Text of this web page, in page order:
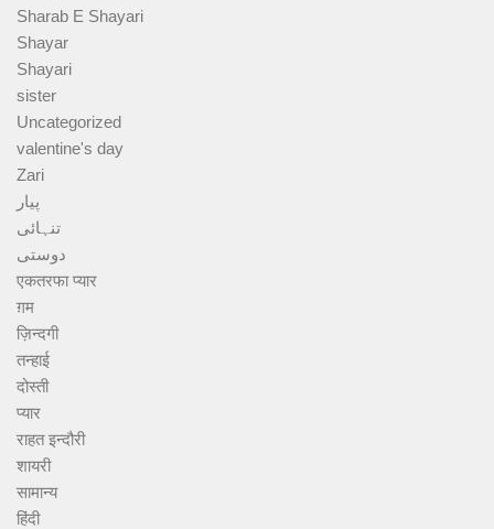
Sharab E Shayari
Shayar
Shayari
sister
Uncategorized
valentine's day
Zari
پیار
تنہائی
دوستی
एकतरफा प्यार
ग़म
ज़िन्दगी
तन्हाई
दोस्ती
प्यार
राहत इन्दौरी
शायरी
सामान्य
हिंदी